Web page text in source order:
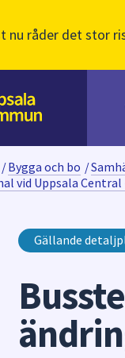
nu råder det stor
När
du
skriva
i
att
/Bygga och bo /
vid Uppsala
Gällande